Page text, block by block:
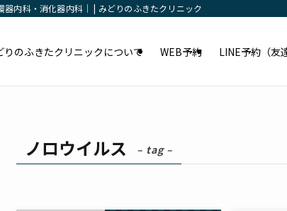
器内科・消化器内科｜ | みどりのふきたクリニック
りのふきたクリニックについて WEB予約 LINE予約（友
ノロウイルス – tag –